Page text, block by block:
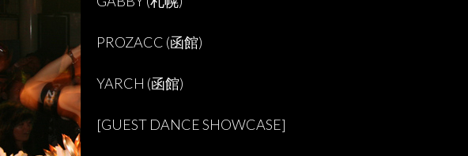
PROZACC (函館)
YARCH (函館)
[GUEST DANCE SHOWCASE]